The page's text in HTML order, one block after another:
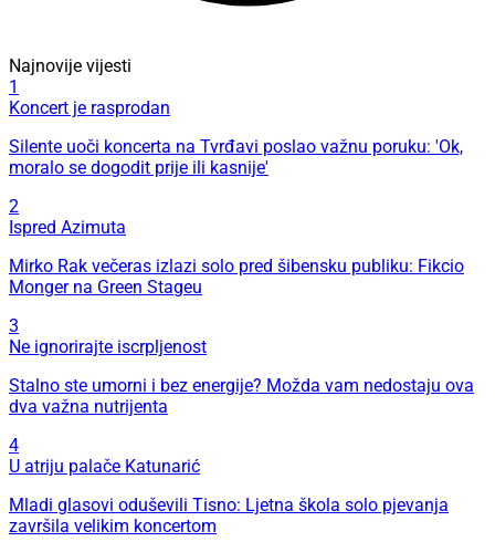
Najnovije vijesti
1
Koncert je rasprodan
Silente uoči koncerta na Tvrđavi poslao važnu poruku: 'Ok,
moralo se dogodit prije ili kasnije'
2
Ispred Azimuta
Mirko Rak večeras izlazi solo pred šibensku publiku: Fikcio
Monger na Green Stageu
3
Ne ignorirajte iscrpljenost
Stalno ste umorni i bez energije? Možda vam nedostaju ova
dva važna nutrijenta
4
U atriju palače Katunarić
Mladi glasovi oduševili Tisno: Ljetna škola solo pjevanja
završila velikim koncertom